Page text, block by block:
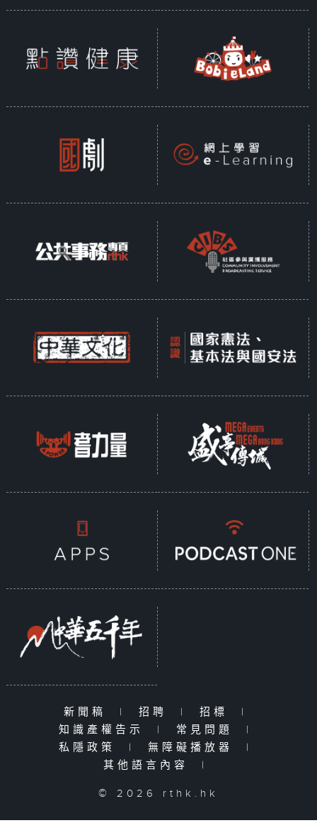
新聞稿 | 招聘 | 招標
|
知識產權告示
| 常見問題
|
私隱政策
| 無障礙播放器
|
其他語言內容
|
© 2026 rthk.hk